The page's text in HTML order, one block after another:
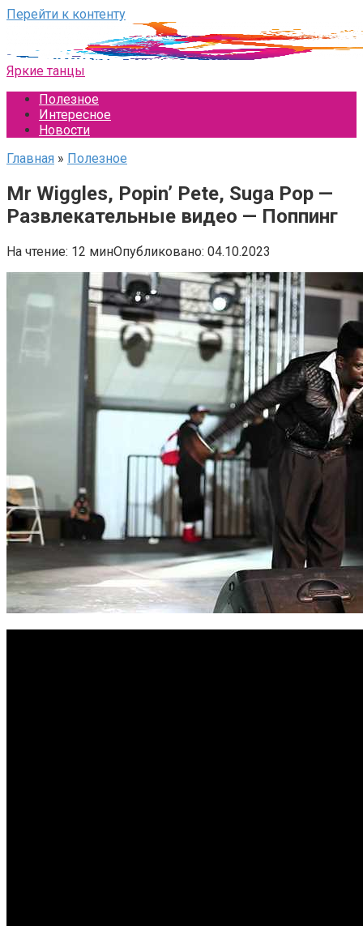
Перейти к контенту
Яркие танцы
Полезное
Интересное
Новости
Главная » Полезное
Mr Wiggles, Popin’ Pete, Suga Pop —
Развлекательные видео — Поппинг
На чтение: 12 минОпубликовано: 04.10.2023